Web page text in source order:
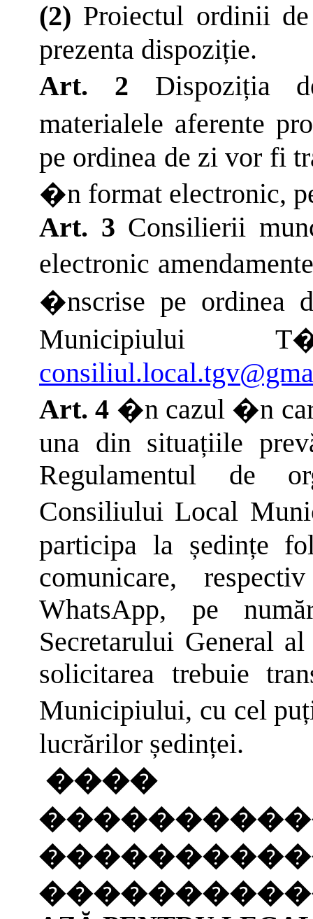
(2) Proiectul ordinii
prezenta dispoziție.
Art. 2 Dispoziția
materialele aferente
pe ordinea de zi vor fi
�n format electronic,
Art. 3 Consilierii
electronic
�nscrise pe ordinea
Municipiului
Art. 4 �n cazul �n
una din situațiile
Regulamentul de
Consiliului Local
participa la ședințe
comunicare,
WhatsApp, pe
Secretarului General
solicitarea trebuie
Municipiului, cu cel
lucrărilor ședinței.
����